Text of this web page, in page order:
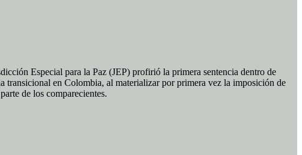
Especial para la Paz (JEP) profirió la primera sentencia dentro de
transicional en Colombia, al materializar por primera vez la imposición de
de los comparecientes.